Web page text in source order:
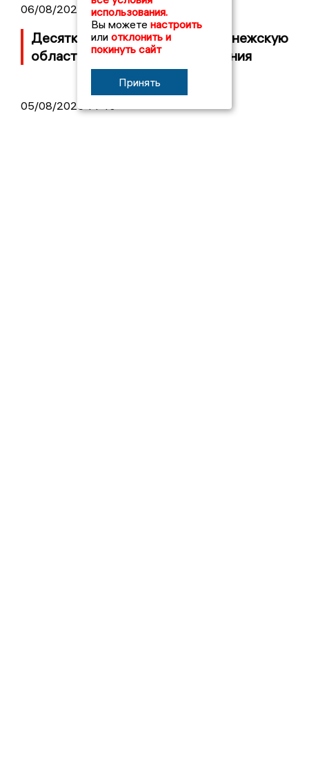
06/08/2026 08:54
Десятки БПЛА атаковали Воронежскую
область ночью, есть повреждения
05/08/2026 14:40
использования.
Вы можете настроить
или отклонить и
покинуть сайт
Принять